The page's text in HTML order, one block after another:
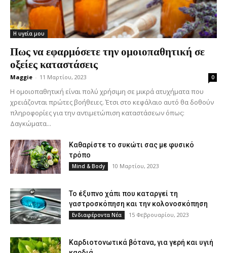
Η υγεία μου
Πως να εφαρμόσετε την ομοιοπαθητική σε
οξείες καταστάσεις
Maggie - 11 Μαρτίου, 2023 0
Η ομοιοπαθητική είναι πολύ χρήσιμη σε μικρά ατυχήματα που
χρειάζονται πρώτες βοήθειες. Έτσι στο κεφάλαιο αυτό θα δοθούν
πληροφορίες για την αντιμετώπιση καταστάσεων όπως:
Δαγκώματα...
Καθαρίστε το συκώτι σας με φυσικό
τρόπο
Mind & Body 10 Μαρτίου, 2023
Το έξυπνο χάπι που καταργεί τη
γαστροσκόπηση και την κολονοσκόπηση
Ενδιαφέροντα Νέα 15 Φεβρουαρίου, 2023
Καρδιοτονωτικά βότανα, για γερή και υγιή